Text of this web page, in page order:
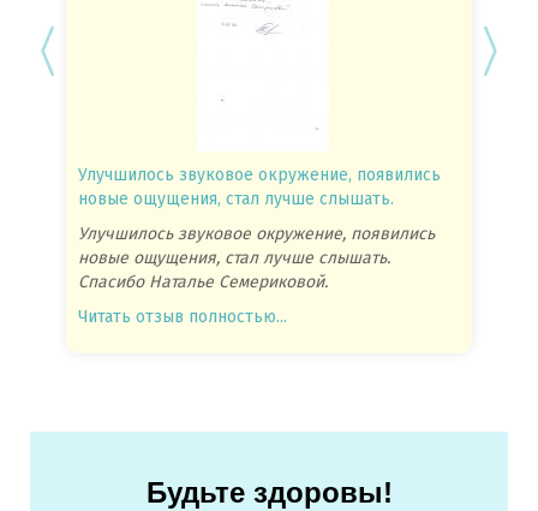
Улучшилось звуковое окружение, появились
новые ощущения, стал лучше слышать.
Улучшилось звуковое окружение, появились
новые ощущения, стал лучше слышать.
Спасибо Наталье Семериковой.
Читать отзыв полностью...
Будьте здоровы!